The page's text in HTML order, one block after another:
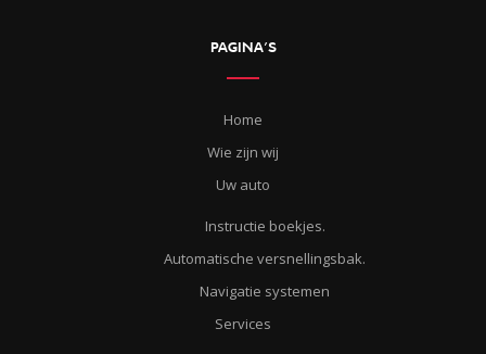
PAGINA’S
Home
Wie zijn wij
Uw auto
Instructie boekjes.
Automatische versnellingsbak.
Navigatie systemen
Services